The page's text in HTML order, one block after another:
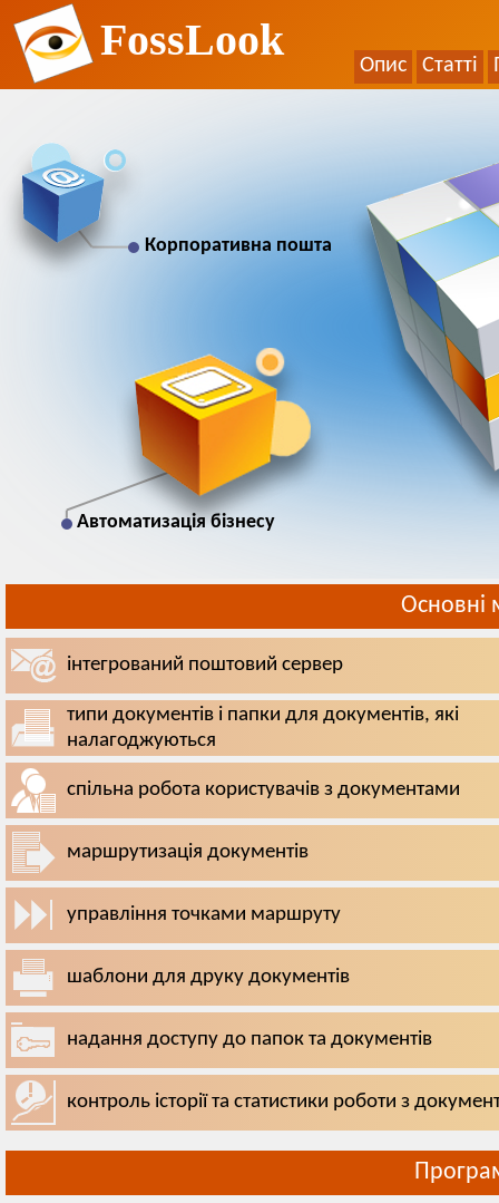
FossLook
Опис Статті
Корпоративна пошта
Автоматизація бізнесу
Основні
інтегрований поштовий сервер
типи документів і папки для документів, які
налагоджуються
спільна робота користувачів з документами
маршрутизація документів
управління точками маршруту
шаблони для друку документів
надання доступу до папок та документів
контроль історії та статистики роботи з